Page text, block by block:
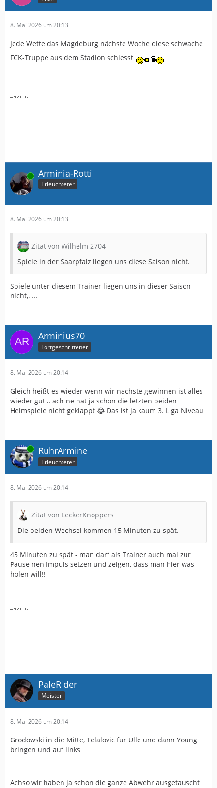
8. Mai 2026 um 20:13
Jede Wette das Magdeburg nächste Woche diese schwache
FCK-Truppe aus dem Stadion schiesst
Online Arminia-Rotti
Erleuchteter
8. Mai 2026 um 20:13
Zitat von Wilhelm 2704
Spiele in der Saarpfalz liegen uns diese Saison nicht.
Spiele unter diesem Trainer liegen uns in dieser Saison
nicht,.....
Arminius70
Fortgeschrittener
8. Mai 2026 um 20:14
Gleich heißt es wieder wenn wir nächste gewinnen ist alles
wieder gut… ach ne hat ja schon die letzten beiden
Heimspiele nicht geklappt 😂 Das ist ja kaum 3. Liga Niveau
Online RuhrArmine
Erleuchteter
8. Mai 2026 um 20:14
Zitat von LeckerKnoppers
Die beiden Wechsel kommen 15 Minuten zu spät.
45 Minuten zu spät - man darf als Trainer auch mal zur
Pause nen Impuls setzen und zeigen, dass man hier was
holen will!!
PaleRider
Meister
8. Mai 2026 um 20:14
Grodowski in die Mitte, Telalovic für Ulle und dann Young
bringen und auf links
Achso wir haben ja schon die ganze Abwehr ausgetauscht